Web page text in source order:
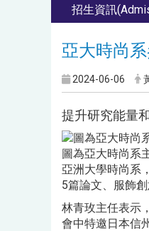
招生資訊
亞大時尚
2024-06-06
提升研究能量
圖為亞大時尚系
亞洲大學時尚系
5篇論文、服飾
林青玫主任表示
會中特邀日本信